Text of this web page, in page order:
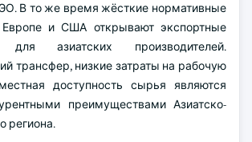
В то же время жёсткие нормативные
и США открывают экспортные
для азиатских производителей.
трансфер, низкие затраты на рабочую
доступность сырья являются
преимуществами Азиатско-
региона.